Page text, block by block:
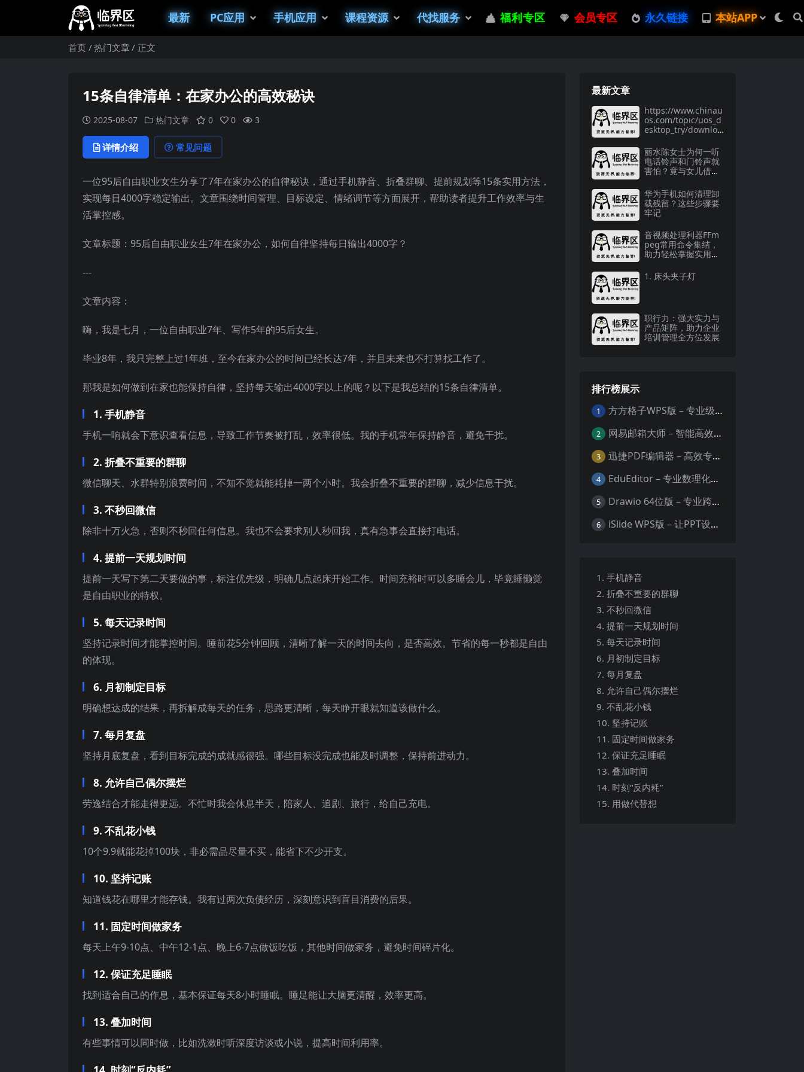
最新 PC应用 手机应用 课程资源 代找服务 福利专区 会员专区 永久链接 本站APP
首页 热门文章 正文
15条自律清单：在家办公的高效秘诀
2025-08-07 热门文章 0 0 3
详情介绍 常见问题
一位95后自由职业女生分享了7年在家办公的自律秘诀，通过手机静音、折叠群聊、提前规划等15条实用方法，
实现每日4000字稳定输出。文章围绕时间管理、目标设定、情绪调节等方面展开，帮助读者提升工作效率与生
活掌控感。
文章标题：95后自由职业女生7年在家办公，如何自律坚持每日输出4000字？
---
文章内容：
嗨，我是七月，一位自由职业7年、写作5年的95后女生。
毕业8年，我只完整上过1年班，至今在家办公的时间已经长达7年，并且未来也不打算找工作了。
那我是如何做到在家也能保持自律，坚持每天输出4000字以上的呢？以下是我总结的15条自律清单。
1. 手机静音
手机一响就会下意识查看信息，导致工作节奏被打乱，效率很低。我的手机常年保持静音，避免干扰。
2. 折叠不重要的群聊
微信聊天、水群特别浪费时间，不知不觉就能耗掉一两个小时。我会折叠不重要的群聊，减少信息干扰。
3. 不秒回微信
除非十万火急，否则不秒回任何信息。我也不会要求别人秒回我，真有急事会直接打电话。
4. 提前一天规划时间
提前一天写下第二天要做的事，标注优先级，明确几点起床开始工作。时间充裕时可以多睡会儿，毕竟睡懒觉
是自由职业的特权。
5. 每天记录时间
坚持记录时间才能掌控时间。睡前花5分钟回顾，清晰了解一天的时间去向，是否高效。节省的每一秒都是自由
的体现。
6. 月初制定目标
明确想达成的结果，再拆解成每天的任务，思路更清晰，每天睁开眼就知道该做什么。
7. 每月复盘
坚持月底复盘，看到目标完成的成就感很强。哪些目标没完成也能及时调整，保持前进动力。
8. 允许自己偶尔摆烂
劳逸结合才能走得更远。不忙时我会休息半天，陪家人、追剧、旅行，给自己充电。
9. 不乱花小钱
10个9.9就能花掉100块，非必需品尽量不买，能省下不少开支。
10. 坚持记账
知道钱花在哪里才能存钱。我有过两次负债经历，深刻意识到盲目消费的后果。
11. 固定时间做家务
每天上午9-10点、中午12-1点、晚上6-7点做饭吃饭，其他时间做家务，避免时间碎片化。
12. 保证充足睡眠
找到适合自己的作息，基本保证每天8小时睡眠。睡足能让大脑更清醒，效率更高。
13. 叠加时间
有些事情可以同时做，比如洗漱时听深度访谈或小说，提高时间利用率。
最新文章
https://www.chinau
os.com/topic/uos_d
esktop_try/downloa
内核及新版安装器
丽水陈女士为何一听
电话铃声和门铃声就
害怕？竟与女儿借网
华为手机如何清理卸
载残留？这些步骤要
牢记
音视频处理利器FFm
peg常用命令集结，
助力轻松掌握实用技
1. 床头夹子灯
职行力：强大实力与
产品矩阵，助力企业
培训管理全方位发展
排行榜展示
1 方方格子WPS版 – 专业级Excel/WPS表格效率增强插件
2 网易邮箱大师 – 智能高效的全平台邮箱管理专家
3 迅捷PDF编辑器 – 高效专业的PDF编辑与格式处理工具
4 EduEditor – 专业数理化公式与科学文档编辑器
5 Drawio 64位版 – 专业跨平台图表设计与协作工具
6 iSlide WPS版 – 让PPT设计效率提升10倍的专业插件
1. 手机静音
2. 折叠不重要的群聊
3. 不秒回微信
4. 提前一天规划时间
5. 每天记录时间
6. 月初制定目标
7. 每月复盘
8. 允许自己偶尔摆烂
9. 不乱花小钱
10. 坚持记账
11. 固定时间做家务
12. 保证充足睡眠
13. 叠加时间
14. 时刻“反内耗”
15. 用做代替想